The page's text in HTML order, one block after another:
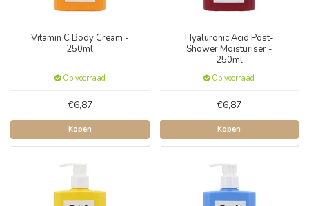
Vitamin C Body Cream -
250ml
Op voorraad
€6,87
Kopen
Hyaluronic Acid Post-
Shower Moisturiser -
250ml
Op voorraad
€6,87
Kopen